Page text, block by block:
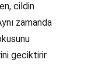
cildin
zamanda
geciktirir.